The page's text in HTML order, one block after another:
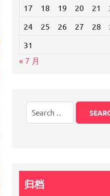
17
18 19 20 21
24
25 26 27 28
31
« 7 月
归档